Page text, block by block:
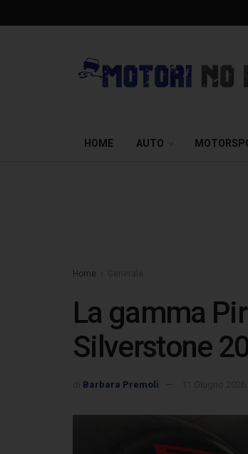
HOME AUTO
Home
La gamma
Silverstone
Barbara Premoli